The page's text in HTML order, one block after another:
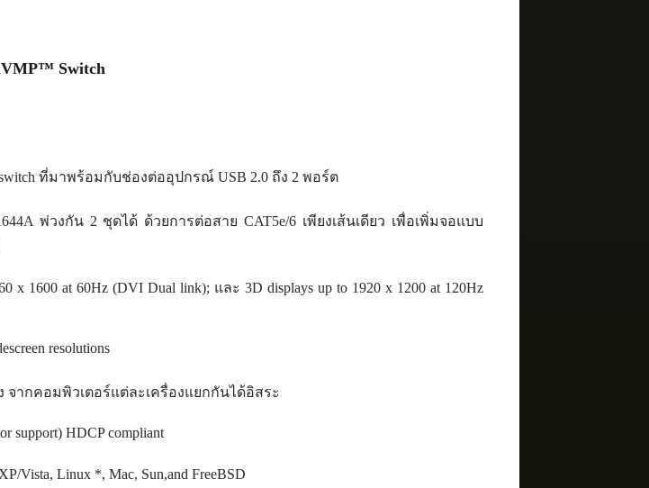
Switch
switch ที่มาพร้อมกับช่องต่ออุปกรณ์ USB 2.0 ถึง 2 พอร์ต
พ่วงกัน 2 ชุดได้ ด้วยการต่อสาย CAT5e/6 เพียงเส้นเดียว เพื่อเพิ่มจอแบบ
x 1600 at 60Hz (DVI Dual link); และ 3D displays up to 1920 x 1200 at 120Hz
resolutions
จากคอมพิวเตอร์แต่ละเครื่องแยกกันได้อิสระ
support) HDCP compliant
Vista, Linux *, Mac, Sun,and FreeBSD